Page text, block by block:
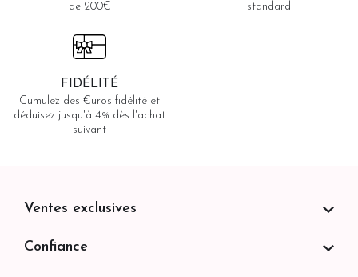
de 200€
standard
FIDÉLITÉ
Cumulez des €uros fidélité et
déduisez jusqu'à 4% dès l'achat
suivant
Ventes exclusives
Confiance